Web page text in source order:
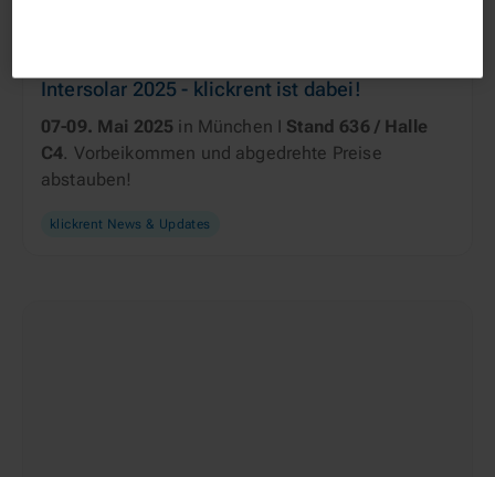
Intersolar 2025 - klickrent ist dabei!
07-09. Mai 2025 in München I Stand 636 / Halle
C4. Vorbeikommen und abgedrehte Preise
abstauben!
klickrent News & Updates